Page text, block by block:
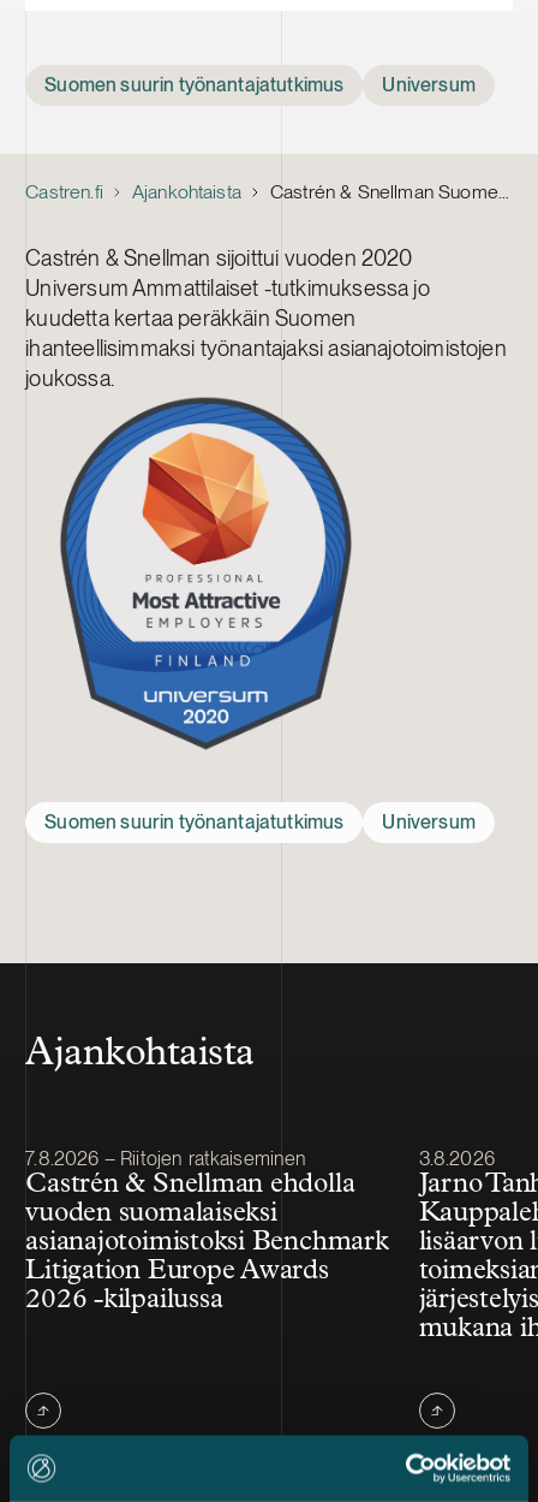
Suomen suurin työnantajatutkimus Universum
Castren.fi Ajankohtaista Castrén & Snellman Suomen ihanteellisin työnantaja asianajotoimistoista kuudetta kertaa peräkkäin
Castrén & Snellman sijoittui vuoden 2020
Universum Ammattilaiset -tutkimuksessa jo
kuudetta kertaa peräkkäin Suomen
ihanteellisimmaksi työnantajaksi asianajotoimistojen
joukossa.
Suomen suurin työnantajatutkimus Universum
Ajankohtaista
Julkaistu
7.8.2026 – Riitojen ratkaiseminen
Castrén & Snellman ehdolla
vuoden suomalaiseksi
asianajotoimistoksi Benchmark
Litigation Europe Awards
2026 -kilpailussa
Julkaistu
3.8.2026
Jarno
lisäarvon
mukana